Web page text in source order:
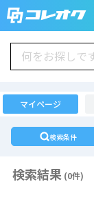
マイページ
検索条件
検索結果 (0件)